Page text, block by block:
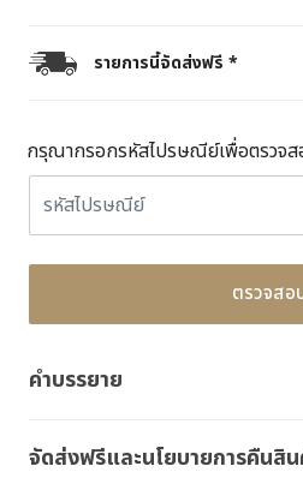
รายการนี้จัดส่งฟรี *
กรุณากรอกรหัสไปรษณีย์เพื่อตรวจส
ตรวจสอ
คำบรรยาย
จัดส่งฟรีและนโยบายการคืนสิน